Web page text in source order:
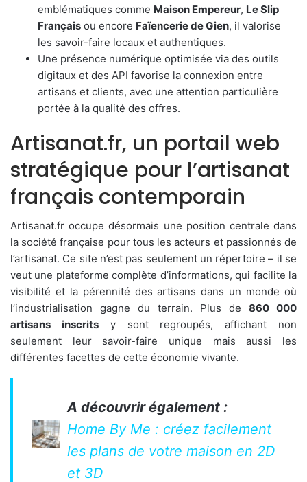
emblématiques comme Maison Empereur, Le Slip
Français ou encore Faïencerie de Gien, il valorise
les savoir-faire locaux et authentiques.
Une présence numérique optimisée via des outils
digitaux et des API favorise la connexion entre
artisans et clients, avec une attention particulière
portée à la qualité des offres.
Artisanat.fr, un portail web
stratégique pour l’artisanat
français contemporain
Artisanat.fr occupe désormais une position centrale dans
la société française pour tous les acteurs et passionnés de
l’artisanat. Ce site n’est pas seulement un répertoire – il se
veut une plateforme complète d’informations, qui facilite la
visibilité et la pérennité des artisans dans un monde où
l’industrialisation gagne du terrain. Plus de 860 000
artisans inscritsy sont regroupés, affichant non
seulement leur savoir-faire unique mais aussi les
différentes facettes de cette économie vivante.
A découvrir également :
Home By Me : créez facilement
les plans de votre maison en 2D
et 3D